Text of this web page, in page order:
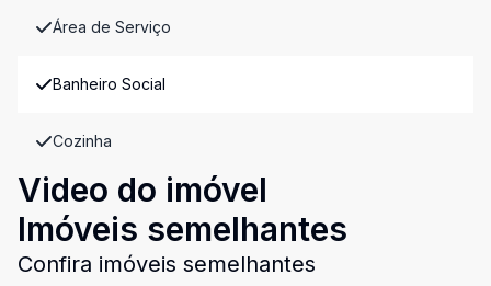
Área de Serviço
Banheiro Social
Cozinha
Video do imóvel
Imóveis semelhantes
Confira imóveis semelhantes